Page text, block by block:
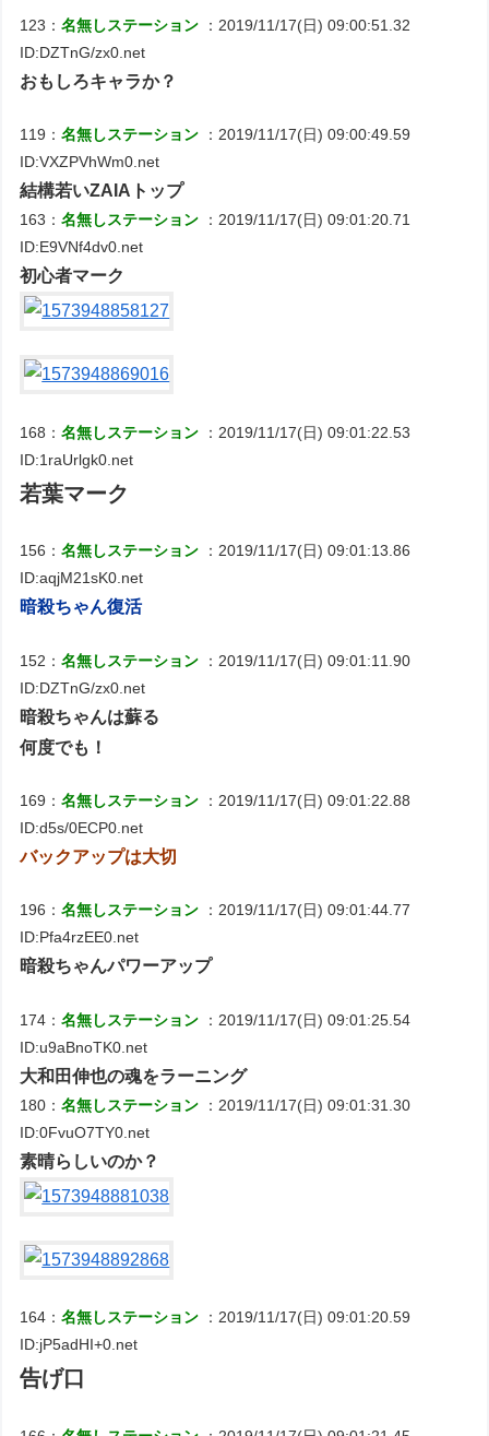
123：名無しステーション
：2019/11/17(日) 09:00:51.32
ID:DZTnG/zx0.net
おもしろキャラか？
119：名無しステーション
：2019/11/17(日) 09:00:49.59
ID:VXZPVhWm0.net
結構若いZAIAトップ
163：名無しステーション
：2019/11/17(日) 09:01:20.71
ID:E9VNf4dv0.net
初心者マーク
168：名無しステーション
：2019/11/17(日) 09:01:22.53
ID:1raUrlgk0.net
若葉マーク
156：名無しステーション
：2019/11/17(日) 09:01:13.86
ID:aqjM21sK0.net
暗殺ちゃん復活
152：名無しステーション
：2019/11/17(日) 09:01:11.90
ID:DZTnG/zx0.net
暗殺ちゃんは蘇る
何度でも！
169：名無しステーション
：2019/11/17(日) 09:01:22.88
ID:d5s/0ECP0.net
バックアップは大切
196：名無しステーション
：2019/11/17(日) 09:01:44.77
ID:Pfa4rzEE0.net
暗殺ちゃんパワーアップ
174：名無しステーション
：2019/11/17(日) 09:01:25.54
ID:u9aBnoTK0.net
大和田伸也の魂をラーニング
180：名無しステーション
：2019/11/17(日) 09:01:31.30
ID:0FvuO7TY0.net
素晴らしいのか？
164：名無しステーション
：2019/11/17(日) 09:01:20.59
ID:jP5adHI+0.net
告げ口